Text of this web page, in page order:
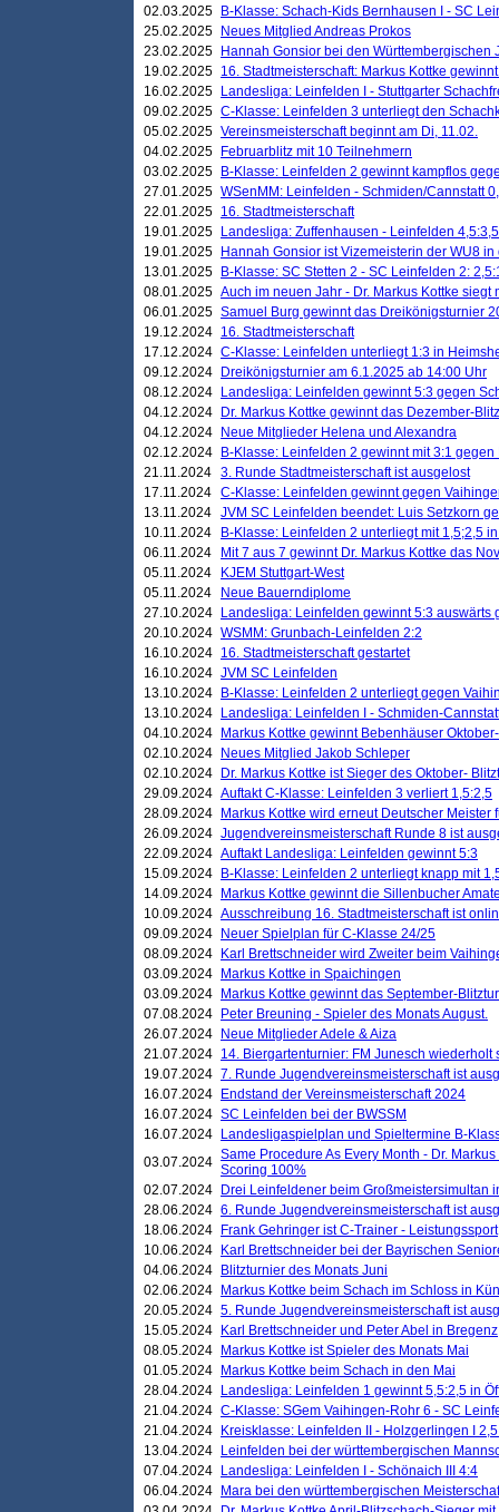
02.03.2025
B-Klasse: Schach-Kids Bernhausen I - SC
25.02.2025
Neues Mitglied Andreas Prokos
23.02.2025
Hannah Gonsior bei den Württembergischen
19.02.2025 16. Stadtmeisterschaft: Markus Kottke
16.02.2025
Landesliga: Leinfelden I - Stuttgarter
09.02.2025 C-Klasse: Leinfelden 3 unterliegt den
05.02.2025 Vereinsmeisterschaft beginnt am Di, 11.02.
04.02.2025
Februarblitz mit 10 Teilnehmern
03.02.2025
B-Klasse: Leinfelden 2 gewinnt kampflos
27.01.2025 WSenMM: Leinfelden - Schmiden/Cannstatt
22.01.2025 16. Stadtmeisterschaft
19.01.2025
Landesliga: Zuffenhausen - Leinfelden 4,5:3,5
19.01.2025
Hannah Gonsior ist Vizemeisterin der WU8 in
13.01.2025
B-Klasse: SC Stetten 2 - SC Leinfelden 2:
08.01.2025 Auch im neuen Jahr - Dr. Markus Kottke
06.01.2025 Samuel Burg gewinnt das Dreikönigsturnier
19.12.2024 16. Stadtmeisterschaft
17.12.2024 C-Klasse: Leinfelden unterliegt 1:3 in
09.12.2024
Dreikönigsturnier am 6.1.2025 ab 14:00 Uhr
08.12.2024
Landesliga: Leinfelden gewinnt 5:3 gegen
04.12.2024
Dr. Markus Kottke gewinnt das Dezember-
04.12.2024
Neue Mitglieder Helena und Alexandra
02.12.2024
B-Klasse: Leinfelden 2 gewinnt mit 3:1
21.11.2024 3. Runde Stadtmeisterschaft ist ausgelost
17.11.2024 C-Klasse: Leinfelden gewinnt gegen
13.11.2024 JVM SC Leinfelden beendet: Luis Setzkorn
10.11.2024
B-Klasse: Leinfelden 2 unterliegt mit 1,5;2,5
06.11.2024
Mit 7 aus 7 gewinnt Dr. Markus Kottke das
05.11.2024
KJEM Stuttgart-West
05.11.2024
Neue Bauerndiplome
27.10.2024
Landesliga: Leinfelden gewinnt 5:3 auswärts
20.10.2024 WSMM: Grunbach-Leinfelden 2:2
16.10.2024 16. Stadtmeisterschaft gestartet
16.10.2024 JVM SC Leinfelden
13.10.2024
B-Klasse: Leinfelden 2 unterliegt gegen
13.10.2024
Landesliga: Leinfelden I - Schmiden-
04.10.2024
Markus Kottke gewinnt Bebenhäuser
02.10.2024
Neues Mitglied Jakob Schleper
02.10.2024
Dr. Markus Kottke ist Sieger des Oktober-
29.09.2024 Auftakt C-Klasse: Leinfelden 3 verliert 1,5:2,5
28.09.2024
Markus Kottke wird erneut Deutscher Meister
26.09.2024 Jugendvereinsmeisterschaft Runde 8 ist
22.09.2024 Auftakt Landesliga: Leinfelden gewinnt 5:3
15.09.2024
B-Klasse: Leinfelden 2 unterliegt knapp mit
14.09.2024
Markus Kottke gewinnt die Sillenbucher
10.09.2024 Ausschreibung 16. Stadtmeisterschaft ist
09.09.2024
Neuer Spielplan für C-Klasse 24/25
08.09.2024
Karl Brettschneider wird Zweiter beim
03.09.2024
Markus Kottke in Spaichingen
03.09.2024
Markus Kottke gewinnt das September-
07.08.2024
Peter Breuning - Spieler des Monats August.
26.07.2024
Neue Mitglieder Adele & Aiza
21.07.2024 14. Biergartenturnier: FM Junesch wiederholt
19.07.2024 7. Runde Jugendvereinsmeisterschaft ist
16.07.2024
Endstand der Vereinsmeisterschaft 2024
16.07.2024 SC Leinfelden bei der BWSSM
16.07.2024
Landesligaspielplan und Spieltermine B-
03.07.2024 Same Procedure As Every Month - Dr.
Scoring 100%
02.07.2024
Drei Leinfeldener beim Großmeistersimultan
28.06.2024 6. Runde Jugendvereinsmeisterschaft ist
18.06.2024
Frank Gehringer ist C-Trainer - Leistungssport
10.06.2024
Karl Brettschneider bei der Bayrischen
04.06.2024
Blitzturnier des Monats Juni
02.06.2024
Markus Kottke beim Schach im Schloss in
20.05.2024 5. Runde Jugendvereinsmeisterschaft ist
15.05.2024
Karl Brettschneider und Peter Abel in Bregenz
08.05.2024
Markus Kottke ist Spieler des Monats Mai
01.05.2024
Markus Kottke beim Schach in den Mai
28.04.2024
Landesliga: Leinfelden 1 gewinnt 5,5:2,5 in
21.04.2024 C-Klasse: SGem Vaihingen-Rohr 6 - SC
21.04.2024
Kreisklasse: Leinfelden II - Holzgerlingen I
13.04.2024
Leinfelden bei der württembergischen
07.04.2024
Landesliga: Leinfelden I - Schönaich III 4:4
06.04.2024
Mara bei den württembergischen